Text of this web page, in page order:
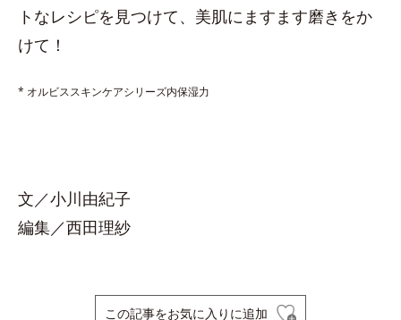
トなレシピを見つけて、美肌にますます磨きをか
けて！
* オルビススキンケアシリーズ内保湿力
文／小川由紀子
編集／西田理紗
この記事をお気に入りに追加